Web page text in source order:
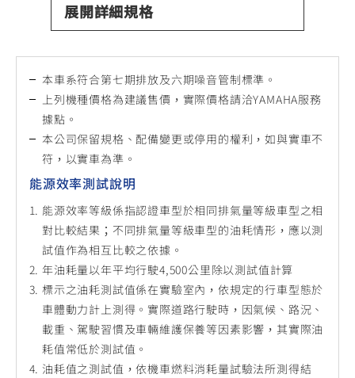
展開詳細規格
本車系符合第七期排放及六期噪音管制標準。
上列機種價格為建議售價，實際價格請洽YAMAHA服務
據點。
本公司保留規格、配備變更或停用的權利，如與實車不
符，以實車為準。
能源效率測試說明
能源效率等級係指認證車型於相同排氣量等級車型之相
對比較結果；不同排氣量等級車型的油耗情形，應以測
試值作為相互比較之依據。
年油耗量以年平均行駛4,500公里除以測試值計算
標示之油耗測試值係在實驗室內，依規定的行車型態於
車體動力計上測得。實際道路行駛時，因氣候、路況、
載重、駕駛習慣及車輛維護保養等因素影響，其實際油
耗值常低於測試值。
油耗值之測試值，依機車燃料消耗量試驗法所測得結